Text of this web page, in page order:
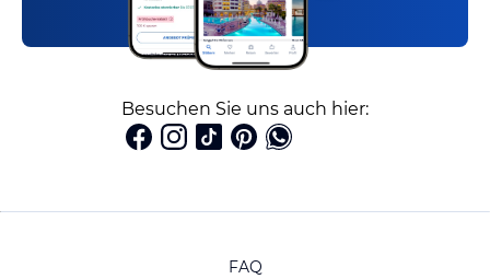
Besuchen Sie uns auch hier:
FAQ